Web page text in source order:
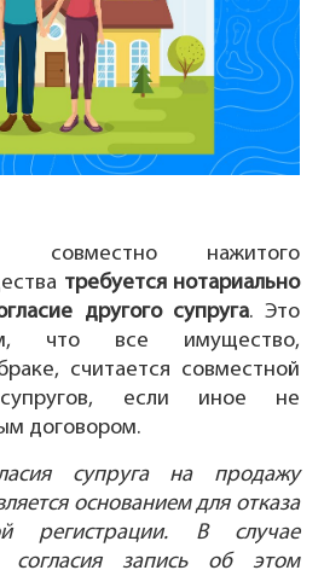
совместно нажитого
требуется нотариально
другого супруга. Это
что все имущество,
считается совместной
супругов, если иное не
договором.
супруга на продажу
основанием для отказа
регистрации. В случае
согласия запись об этом